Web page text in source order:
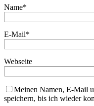
Name*
E-Mail*
Webseite
Meinen Namen, E-Mail
speichern, bis ich wieder